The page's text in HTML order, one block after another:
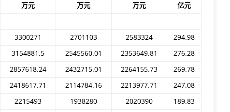
万元 万元 万元
亿元
3300271 2701103 2583324
294.98
3154881.5 2545560.01 2353649.81
276.28
2857618.24 2432715.01 2264155.73
269.78
2418617.71 2114784.16 2213977.71
247.08
2215493 1938280 2020390
189.83